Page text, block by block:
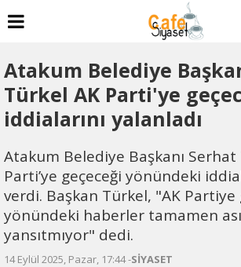
Atakum Belediye
Türkel AK Parti'ye
iddialarını yalanladı
Atakum Belediye Başkanı Serhat
Parti’ye geçeceği yönündeki
verdi. Başkan Türkel, "AK Partiye
yönündeki haberler tamamen
yansıtmıyor" dedi.
14 Eylül 2025, Pazar, 17:44 -SİYASET